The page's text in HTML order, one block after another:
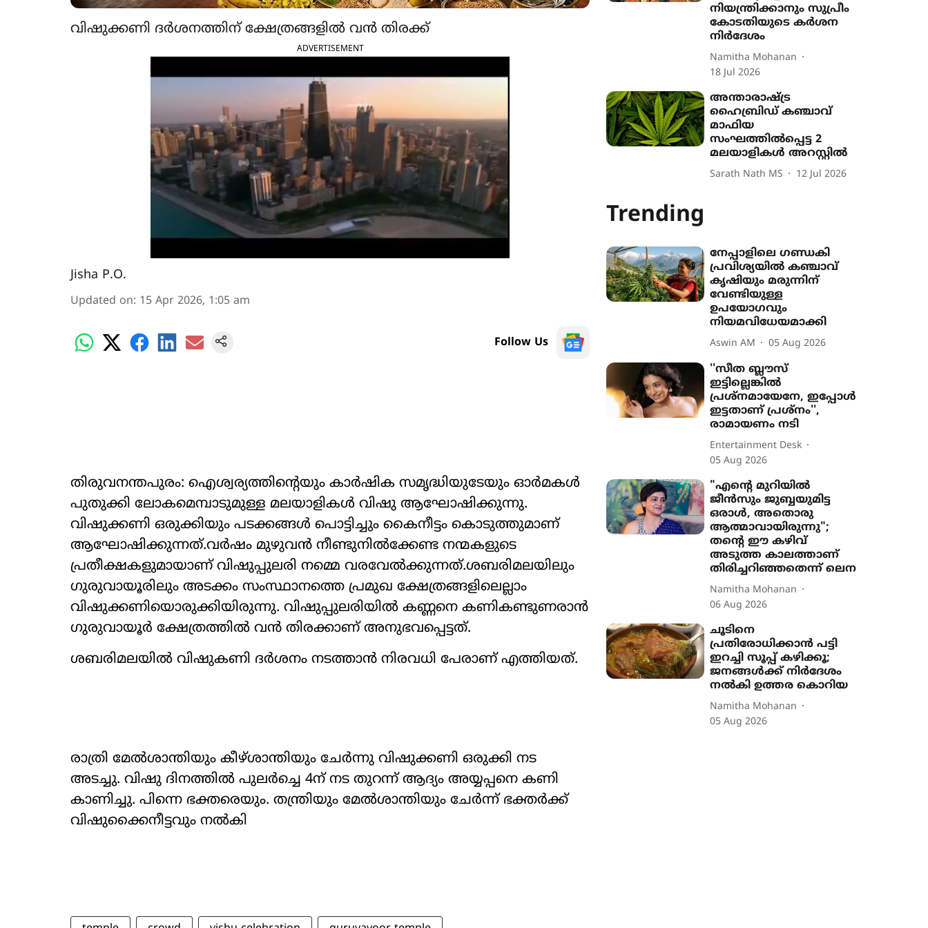
വിഷുക്കണി ദർശനത്തിന്​ ക്ഷേത്രങ്ങളിൽ വൻ തിരക്ക്
ADVERTISEMENT
Jisha P.O.
Updated on: 15 Apr 2026, 1:05 am
Follow Us
തിരുവനന്തപുരം: ഐശ്വര്യത്തിന്‍റെയും കാര്‍ഷിക സമൃദ്ധിയുടേയും ഓര്‍മകള്‍
പുതുക്കി ലോകമെമ്പാടുമുള്ള മലയാളികള്‍ വിഷു ആഘോഷിക്കുന്നു.
വിഷുക്കണി ഒരുക്കിയും പടക്കങ്ങൾ പൊട്ടിച്ചും കൈനീട്ടം കൊടുത്തുമാണ്
ആഘോഷിക്കുന്നത്.വര്‍ഷം മുഴുവന്‍ നീണ്ടുനില്‍ക്കേണ്ട നന്മകളുടെ
പ്രതീക്ഷകളുമായാണ് വിഷുപ്പുലരി നമ്മെ വരവേൽക്കുന്നത്.ശബരിമലയിലും
ഗുരുവായൂരിലും അടക്കം സംസ്ഥാനത്തെ പ്രമുഖ ക്ഷേത്രങ്ങളിലെല്ലാം
വിഷുക്കണിയൊരുക്കിയിരുന്നു. വിഷുപ്പുലരിയിൽ കണ്ണനെ കണികണ്ടുണരാൻ
ഗുരുവായൂർ ക്ഷേത്രത്തിൽ വൻ തിരക്കാണ് അനുഭവപ്പെട്ടത്.
ശബരിമലയിൽ വിഷുകണി ദർശനം നടത്താൻ നിരവധി പേരാണ് എത്തിയത്.
രാത്രി മേൽശാന്തിയും കീഴ്ശാന്തിയും ചേർന്നു വിഷുക്കണി ഒരുക്കി നട
അടച്ചു. വിഷു ദിനത്തിൽ പുലർച്ചെ 4ന് നട തുറന്ന് ആദ്യം അയ്യപ്പനെ കണി
കാണിച്ചു. പിന്നെ ഭക്തരെയും. തന്ത്രിയും മേൽശാന്തിയും ചേർന്ന് ഭക്തർക്ക്
വിഷുക്കൈനീട്ടവും നൽകി
നിയന്ത്രിക്കാനും സുപ്രീം
കോടതിയുടെ കർശന
നിർദേശം
Namitha Mohanan
18 Jul 2026
അന്താരാഷ്ട്ര
ഹൈബ്രിഡ് കഞ്ചാവ്
മാഫിയ
സംഘത്തിൽപ്പെട്ട 2
മലയാളികൾ അറസ്റ്റിൽ
Sarath Nath MS 12 Jul 2026
Trending
നേപ്പാളിലെ ഗണ്ഡകി
പ്രവിശ‍്യയിൽ കഞ്ചാവ്
കൃഷി‍യും മരുന്നിന്
വേണ്ടിയുള്ള
ഉപയോഗവും
നിയമവിധേയമാക്കി
Aswin AM 05 Aug 2026
''സീത ബ്ലൗസ്
ഇട്ടില്ലെങ്കിൽ
പ്രശ്നമായേനേ, ഇപ്പോൾ
ഇട്ടതാണ് പ്രശ്നം'',
രാമായണം നടി
Entertainment Desk
05 Aug 2026
"എന്‍റെ മുറിയിൽ
ജീൻസും ജുബ്ബയുമിട്ട
ഒരാൾ, അതൊരു
ആത്മാവായിരുന്നു";
തന്‍റെ ഈ കഴിവ്
അടുത്ത കാലത്താണ്
തിരിച്ചറിഞ്ഞതെന്ന് ലെന
Namitha Mohanan
06 Aug 2026
ചൂടിനെ
പ്രതിരോധിക്കാൻ പട്ടി
ഇറച്ചി സൂപ്പ് കഴിക്കൂ;
ജനങ്ങൾക്ക് നിർദേശം
നൽകി ഉത്തര കൊറിയ
Namitha Mohanan
05 Aug 2026